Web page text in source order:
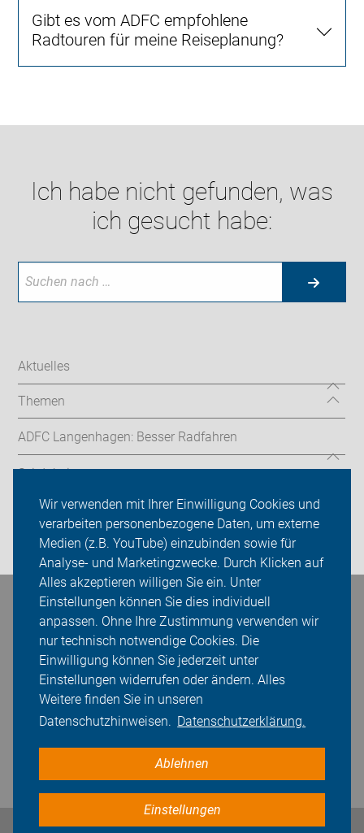
Wir verwenden mit Ihrer Einwilligung Cookies und
verarbeiten personenbezogene Daten, um externe
Medien (z.B. YouTube) einzubinden sowie für
Analyse- und Marketingzwecke. Durch Klicken auf
Alles akzeptieren willigen Sie ein. Unter
Einstellungen können Sie dies individuell
anpassen. Ohne Ihre Zustimmung verwenden wir
nur technisch notwendige Cookies. Die
Einwilligung können Sie jederzeit unter
Einstellungen widerrufen oder ändern. Alles
Weitere finden Sie in unseren
Datenschutzhinweisen. Datenschutzerklärung.
Ablehnen
Einstellungen
Gibt es vom ADFC empfohlene
Radtouren für meine Reiseplanung?
Ich habe nicht gefunden, was
ich gesucht habe:
Aktuelles
Themen
ADFC Langenhagen: Besser Radfahren
Sei dabei
Presse
Login
Bleiben Sie in Kontakt